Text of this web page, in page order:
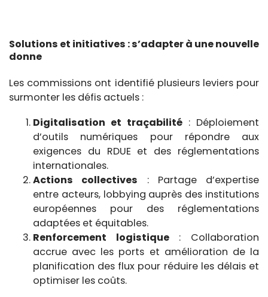
Solutions et initiatives : s’adapter à une nouvelle
donne
Les commissions ont identifié plusieurs leviers pour
surmonter les défis actuels :
Digitalisation et traçabilité : Déploiement
d’outils numériques pour répondre aux
exigences du RDUE et des réglementations
internationales.
Actions collectives : Partage d’expertise
entre acteurs, lobbying auprès des institutions
européennes pour des réglementations
adaptées et équitables.
Renforcement logistique: Collaboration
accrue avec les ports et amélioration de la
planification des flux pour réduire les délais et
optimiser les coûts.